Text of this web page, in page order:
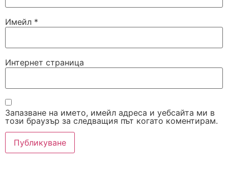
Имейл *
Интернет страница
Запазване на името, имейл адреса и уебсайта ми в
този браузър за следващия път когато коментирам.